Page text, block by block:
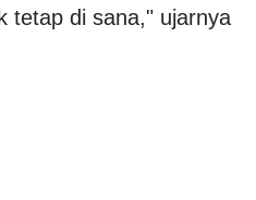
tetap di sana," ujarnya